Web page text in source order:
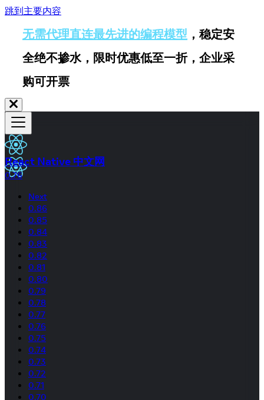
跳到主要内容
无需代理直连最先进的编程模型 ，稳定安
全绝不掺水，限时优惠低至一折，企业采
购可开票
React Native 中文网
0.76
Next
0.86
0.85
0.84
0.83
0.82
0.81
0.80
0.79
0.78
0.77
0.76
0.75
0.74
0.73
0.72
0.71
0.70